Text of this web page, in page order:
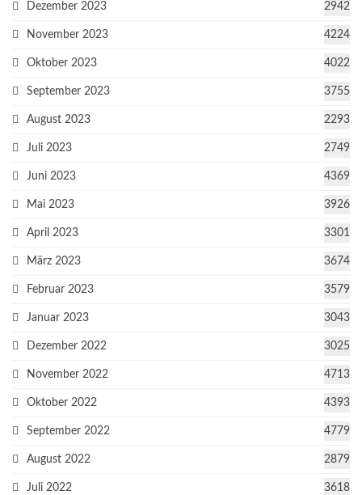
Dezember 2023 2942
November 2023 4224
Oktober 2023 4022
September 2023 3755
August 2023 2293
Juli 2023 2749
Juni 2023 4369
Mai 2023 3926
April 2023 3301
März 2023 3674
Februar 2023 3579
Januar 2023 3043
Dezember 2022 3025
November 2022 4713
Oktober 2022 4393
September 2022 4779
August 2022 2879
Juli 2022 3618